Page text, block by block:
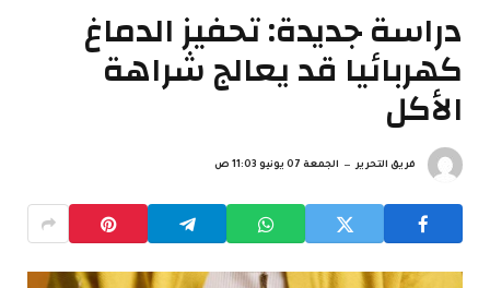
دراسة جديدة: تحفيز الدماغ
كهربائيا قد يعالج شراهة
الأكل
فريق التحرير الجمعة 07 يونيو 11:03 ص